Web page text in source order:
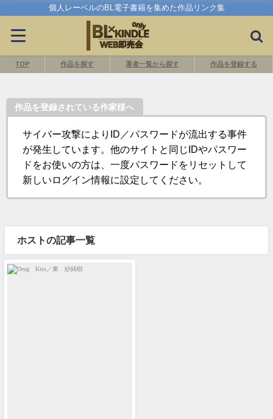
個人レーベルのBL電子書籍を集めた作品リンク集
TOP 作品を探す 著者一覧から探す 作品を登録する
作品を登録されている作家様へ
サイバー攻撃によりID／パスワードが流出する事件
が発生しています。他のサイトと同じIDやパスワー
ドをお使いの方は、一度パスワードをリセットして
新しいログイン情報に設定してください。
ホストの記事一覧